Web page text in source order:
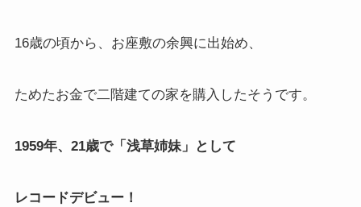
16歳の頃から、お座敷の余興に出始め、
ためたお金で二階建ての家を購入したそうです。
1959年、21歳で「浅草姉妹」として
レコードデビュー！